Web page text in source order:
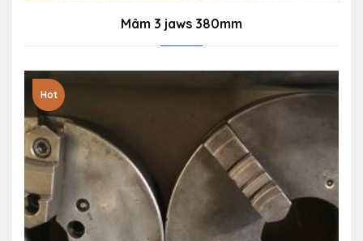
Mâm 3 jaws 380mm
Hot